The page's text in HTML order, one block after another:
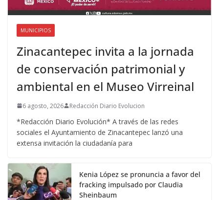
MUNICIPIOS
Zinacantepec invita a la jornada
de conservación patrimonial y
ambiental en el Museo Virreinal
6 agosto, 2026 Redacción Diario Evolucion
*Redacción Diario Evolución* A través de las redes
sociales el Ayuntamiento de Zinacantepec lanzó una
extensa invitación la ciudadanía para
Kenia López se pronuncia a favor del
fracking impulsado por Claudia
Sheinbaum